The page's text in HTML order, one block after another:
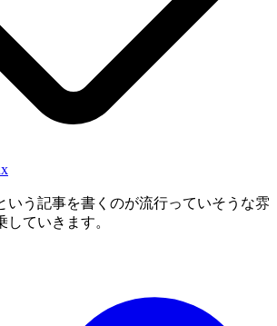
いう記事を書くのが流行っていそうな雰
していきます。